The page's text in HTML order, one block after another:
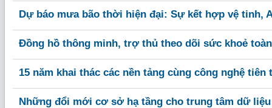
Dự báo mưa bão thời hiện đại: Sự kết hợp vệ tinh,
Đồng hồ thông minh, trợ thủ theo dõi sức khoẻ
15 năm khai thác các nền tảng cùng công nghệ
Những đổi mới cơ sở hạ tầng cho trung tâm dữ